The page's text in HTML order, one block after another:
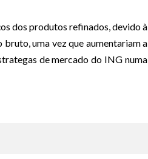
dos produtos refinados, devido à
uma vez que aumentariam a
de mercado do ING numa